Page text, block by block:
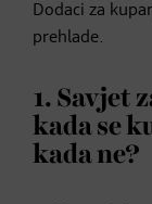
Dodaci za
prehlade.
1. Savjet
kada se
kada ne?